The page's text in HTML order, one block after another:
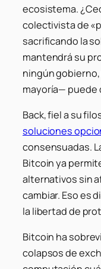
ecosistema.
colectivista de
sacrificando la
mantendrá su
ningún
mayoría— puede
Back, fiel a su
soluciones
consensuadas.
Bitcoin ya
alternativos sin
cambiar. Eso es
la libertad de
Bitcoin ha
colapsos de